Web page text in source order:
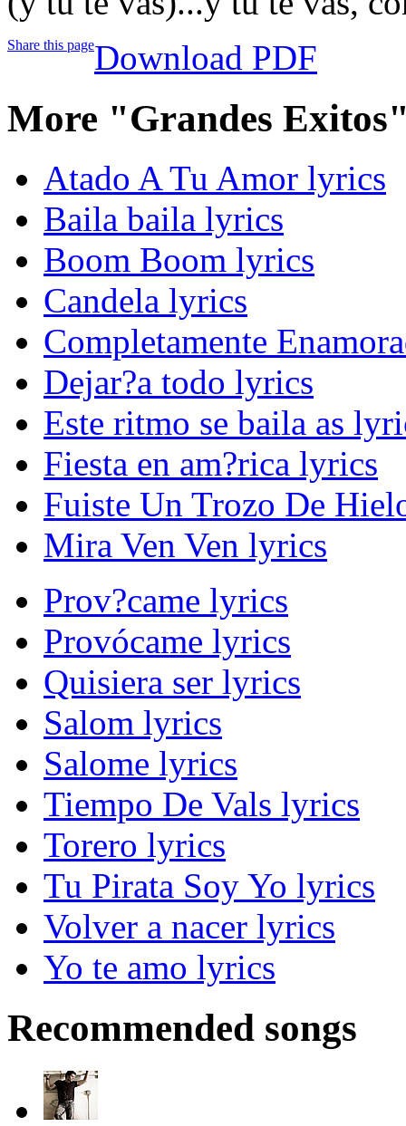
Share this pageDownload PDF
More "Grandes
Atado A Tu Amor lyrics
Baila baila lyrics
Boom Boom lyrics
Candela lyrics
Completamente
Dejar?a todo lyrics
Este ritmo se baila as
Fiesta en am?rica lyrics
Fuiste Un Trozo De
Mira Ven Ven lyrics
Prov?came lyrics
Provócame lyrics
Quisiera ser lyrics
Salom lyrics
Salome lyrics
Tiempo De Vals lyrics
Torero lyrics
Tu Pirata Soy Yo lyrics
Volver a nacer lyrics
Yo te amo lyrics
Recommended songs